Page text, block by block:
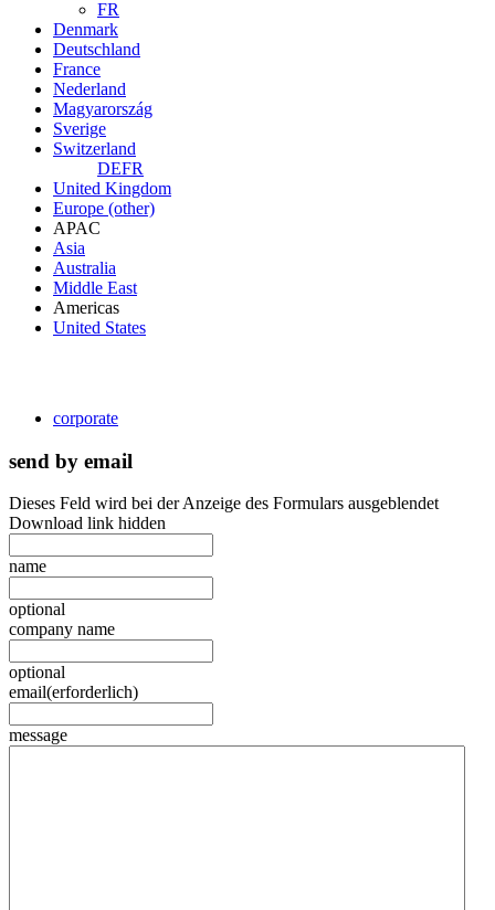
FR
Denmark
Deutschland
France
Nederland
Magyarország
Sverige
Switzerland
DEFR
United Kingdom
Europe (other)
APAC
Asia
Australia
Middle East
Americas
United States
corporate
send by email
Dieses Feld wird bei der Anzeige des Formulars ausgeblendet
Download link hidden
name
optional
company name
optional
email(erforderlich)
message